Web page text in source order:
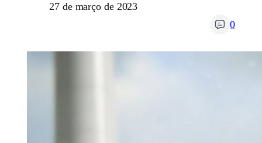
27 de março de 2023
0